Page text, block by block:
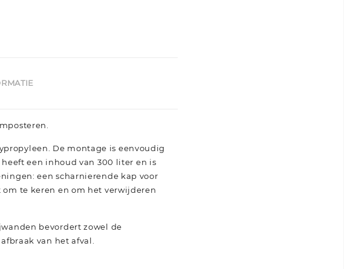
De montage is eenvoudig
een inhoud van 300 liter en is
een scharnierende kap voor
te keren en om het verwijderen
bevordert zowel de
van het afval.